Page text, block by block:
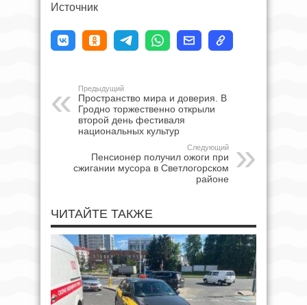
Источник
Предыдущий
Пространство мира и доверия. В
Гродно торжественно открыли
второй день фестиваля
национальных культур
Следующий
Пенсионер получил ожоги при
сжигании мусора в Светлогорском
районе
ЧИТАЙТЕ ТАКЖЕ